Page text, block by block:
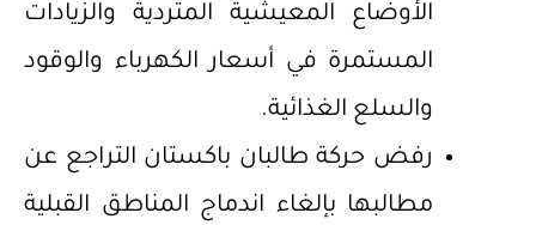
الأوضاع المعيشية المتردية والزيادات
المستمرة في أسعار الكهرباء والوقود
والسلع الغذائية.
رفض حركة طالبان باكستان التراجع عن
مطالبها بإلغاء اندماج المناطق القبلية